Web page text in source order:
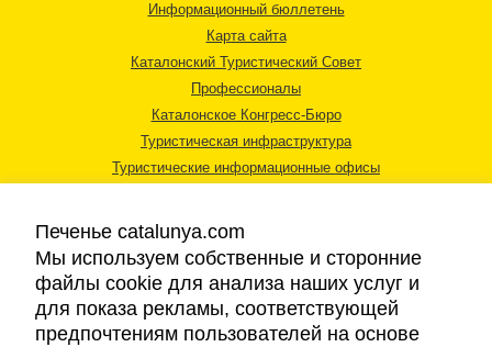
Информационный бюллетень
Карта сайта
Каталонский Туристический Совет
Профессионалы
Каталонское Конгресс-Бюро
Туристическая инфраструктура
Туристические информационные офисы
Правовая информация
Печенье catalunya.com
Мы используем собственные и сторонние
файлы cookie для анализа наших услуг и
для показа рекламы, соответствующей
предпочтениям пользователей на основе